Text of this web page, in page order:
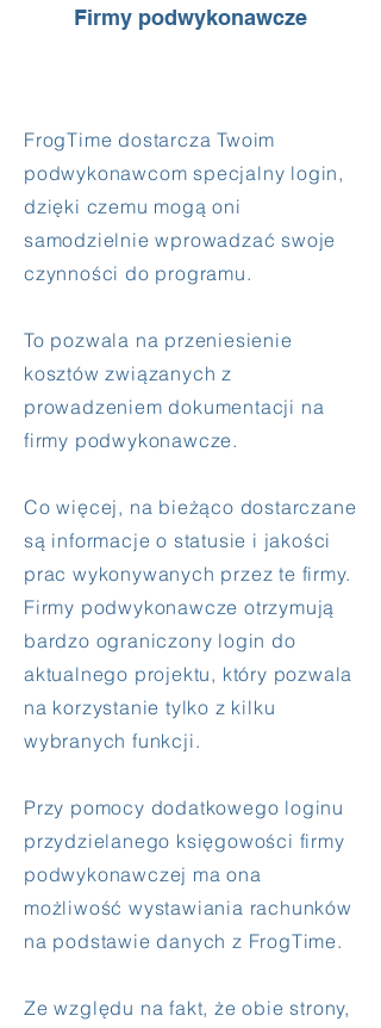
Firmy podwykonawcze
FrogTime dostarcza Twoim
podwykonawcom specjalny login,
dzięki czemu mogą oni
samodzielnie wprowadzać swoje
czynności do programu.
To pozwala na przeniesienie
kosztów związanych z
prowadzeniem dokumentacji na
firmy podwykonawcze.
Co więcej, na bieżąco dostarczane
są informacje o statusie i jakości
prac wykonywanych przez te firmy.
Firmy podwykonawcze otrzymują
bardzo ograniczony login do
aktualnego projektu, który pozwala
na korzystanie tylko z kilku
wybranych funkcji.
Przy pomocy dodatkowego loginu
przydzielanego księgowości firmy
podwykonawczej ma ona
możliwość wystawiania rachunków
na podstawie danych z FrogTime.
Ze względu na fakt, że obie strony,